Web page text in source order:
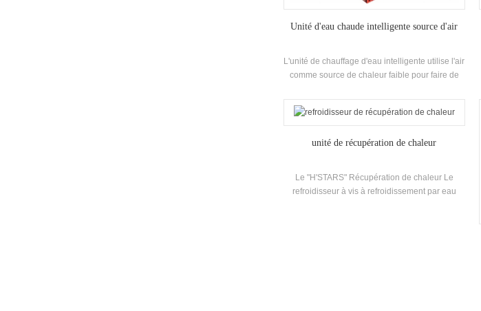
Unité d'eau chaude intelligente source d'air
L'unité de chauffage d'eau intelligente utilise l'air
comme source de chaleur faible pour faire de
efficace et respectueuse de l'environnement.
unité de récupération de chaleur
Le "H'STARS" Récupération de chaleur Le
refroidisseur à vis à refroidissement par eau